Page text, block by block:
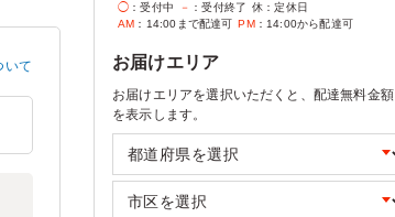
いて
◯ ：受付中 － ：受付終了 休 ：定休日
AM ：14:00まで配達可 PM：14:00から配達可
お届けエリア
お届けエリアを選択いただくと、配達無料金額
を表示します。